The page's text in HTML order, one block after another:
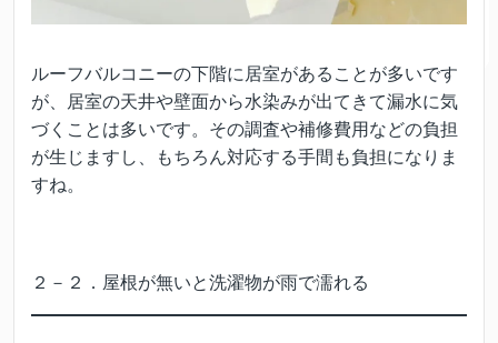
ルーフバルコニーの下階に居室があることが多いです
が、居室の天井や壁面から水染みが出てきて漏水に気
づくことは多いです。その調査や補修費用などの負担
が生じますし、もちろん対応する手間も負担になりま
すね。
２－２．屋根が無いと洗濯物が雨で濡れる